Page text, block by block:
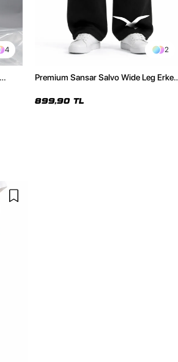
4 2
Premium Sansar Salvo Wide Leg Erkek
899,90 TL